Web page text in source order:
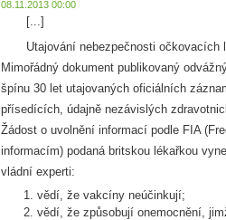
08.11.2013 00:00
[...]
Utajování nebezpečnosti očkovacích
Mimořádný dokument publikovaný
špínu 30 let utajovaných oficiálních
přísedících, údajně nezávislých
Žádost o uvolnění informací podle FIA
informacím) podaná britskou lékařkou
vládní experti:
vědí, že vakcíny neúčinkují;
vědí, že způsobují onemocnění,